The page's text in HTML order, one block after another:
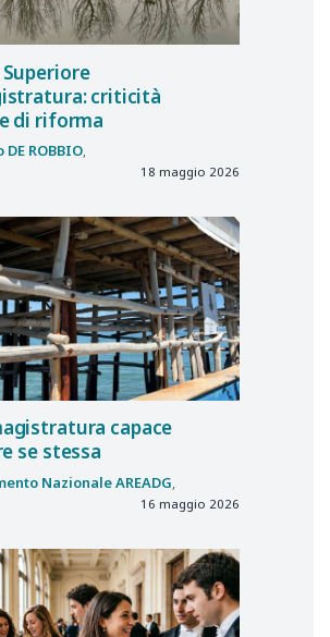
Superiore
criticità
di riforma
DE ROBBIO
18 maggio 2026
capace
se stessa
NazionaleAREADG
16 maggio 2026